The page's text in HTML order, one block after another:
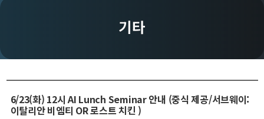
조직도
기타
6/23(화) 12시 AI Lunch Seminar 안내 (중식 제공/서브웨이:
이탈리안 비엠티 OR 로스트 치킨 )